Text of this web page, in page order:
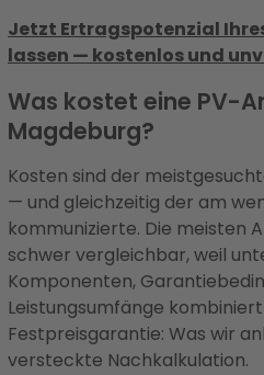
Jetzt Ertragspotenzial
lassen — kostenlos und
Was kostet eine PV-
Magdeburg?
Kosten sind der
— und gleichzeitig der am
kommunizierte. Die meisten
schwer vergleichbar, weil
Komponenten,
Leistungsumfänge
Festpreisgarantie: Was wir
versteckte Nachkalkulation.